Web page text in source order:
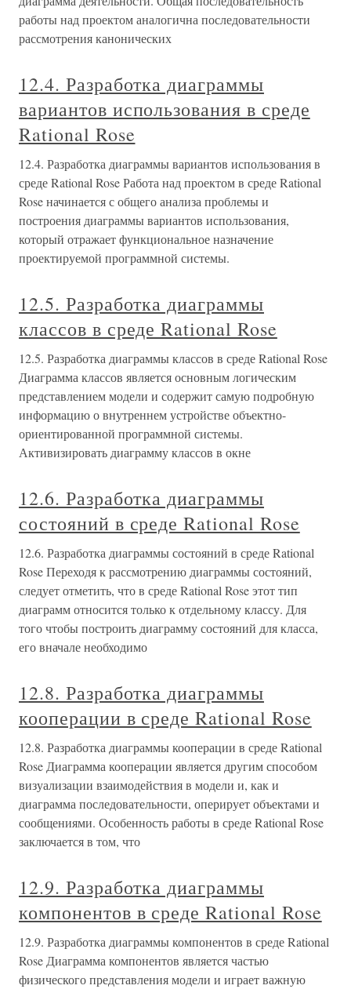
работы над проектом аналогична последовательности
рассмотрения канонических
12.4. Разработка диаграммы
вариантов использования в среде
Rational Rose
12.4. Разработка диаграммы вариантов использования в
среде Rational Rose Работа над проектом в среде Rational
Rose начинается с общего анализа проблемы и
построения диаграммы вариантов использования,
который отражает функциональное назначение
проектируемой программной системы.
12.5. Разработка диаграммы
классов в среде Rational Rose
12.5. Разработка диаграммы классов в среде Rational Rose
Диаграмма классов является основным логическим
представлением модели и содержит самую подробную
информацию о внутреннем устройстве объектно-
ориентированной программной системы.
Активизировать диаграмму классов в окне
12.6. Разработка диаграммы
состояний в среде Rational Rose
12.6. Разработка диаграммы состояний в среде Rational
Rose Переходя к рассмотрению диаграммы состояний,
следует отметить, что в среде Rational Rose этот тип
диаграмм относится только к отдельному классу. Для
того чтобы построить диаграмму состояний для класса,
его вначале необходимо
12.8. Разработка диаграммы
кооперации в среде Rational Rose
12.8. Разработка диаграммы кооперации в среде Rational
Rose Диаграмма кооперации является другим способом
визуализации взаимодействия в модели и, как и
диаграмма последовательности, оперирует объектами и
сообщениями. Особенность работы в среде Rational Rose
заключается в том, что
12.9. Разработка диаграммы
компонентов в среде Rational Rose
12.9. Разработка диаграммы компонентов в среде Rational
Rose Диаграмма компонентов является частью
физического представления модели и играет важную